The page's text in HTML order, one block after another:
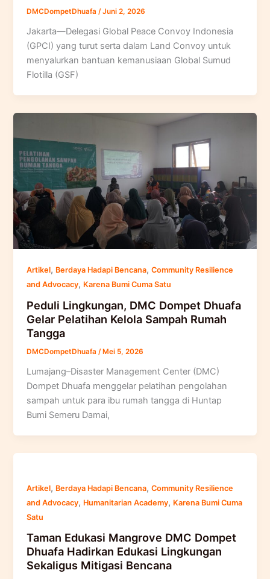
DMCDompetDhuafa/Juni 2, 2026
Jakarta—Delegasi Global Peace Convoy Indonesia
(GPCI) yang turut serta dalam Land Convoy untuk
menyalurkan bantuan kemanusiaan Global Sumud
Flotilla (GSF)
Artikel, Berdaya Hadapi Bencana,Community Resilience
and Advocacy, Karena Bumi Cuma Satu
Peduli Lingkungan, DMC Dompet Dhuafa
Gelar Pelatihan Kelola Sampah Rumah
Tangga
DMCDompetDhuafa/ Mei 5, 2026
Lumajang–Disaster Management Center (DMC)
Dompet Dhuafa menggelar pelatihan pengolahan
sampah untuk para ibu rumah tangga di Huntap
Bumi Semeru Damai,
Artikel, Berdaya Hadapi Bencana,Community Resilience
and Advocacy, Humanitarian Academy, Karena Bumi Cuma
Satu
Taman Edukasi Mangrove DMC Dompet
Dhuafa Hadirkan Edukasi Lingkungan
Sekaligus Mitigasi Bencana